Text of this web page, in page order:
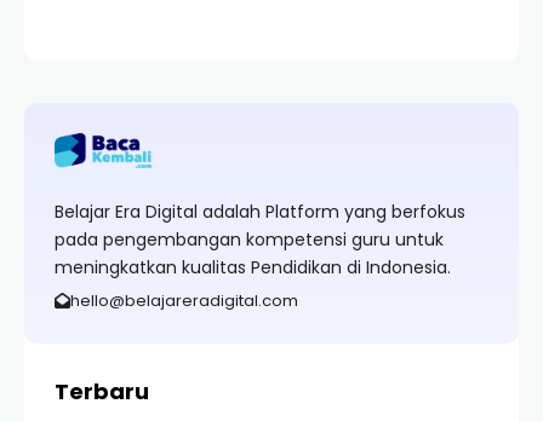
Belajar Era Digital adalah Platform yang berfokus
pada pengembangan kompetensi guru untuk
meningkatkan kualitas Pendidikan di Indonesia.
hello@belajareradigital.com
Terbaru